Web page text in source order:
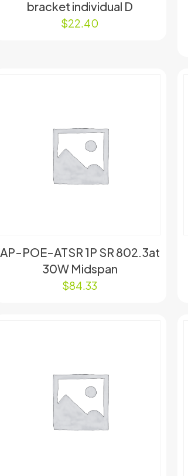
bracket individual D
$22.40
AP-POE-ATSR 1P SR 802.3at
30W Midspan
$84.33